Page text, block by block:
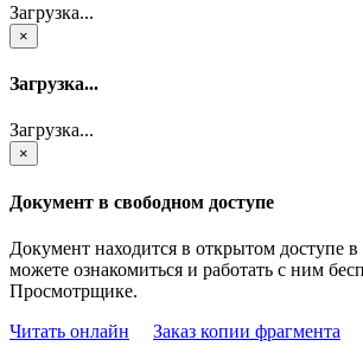
Загрузка...
×
Загрузка...
Загрузка...
×
Документ в свободном доступе
Документ находится в открытом доступе
можете ознакомиться и работать с ним
Просмотрщике.
Читать онлайн
Заказ копии фрагмента